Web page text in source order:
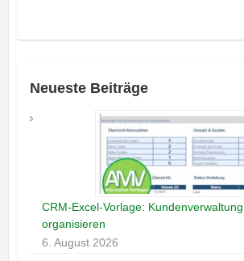
Neueste Beiträge
CRM-Excel-Vorlage:
organisieren
6. August 2026